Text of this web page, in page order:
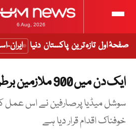
6 Aug, 2026
صفحۂ اول تازہ ترین پاکستان دنیا ایران-
ایک دن میں 900 ملازمین برطرف
سوشل میڈیا پرصارفین نے اس عمل
خوفناک اقدام قرار دیا ہے